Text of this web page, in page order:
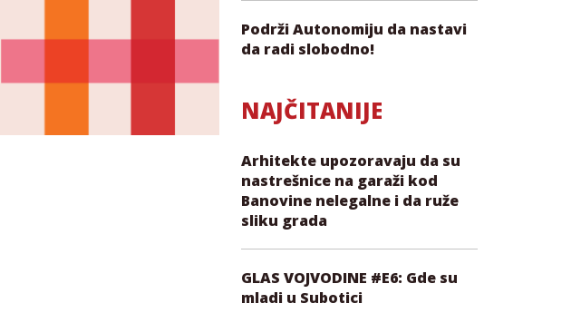
Podrži Autonomiju da nastavi
da radi slobodno!
NAJČITANIJE
Arhitekte upozoravaju da su
nastrešnice na garaži kod
Banovine nelegalne i da ruže
sliku grada
GLAS VOJVODINE #E6: Gde su
mladi u Subotici